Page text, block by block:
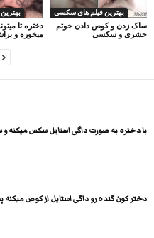
دختره تا
میخوره و
بهترین فیلم های سکسی
ساک زدن و کوص دادن خوتم
حشری و سکسی
با دختره به صورت داگی استایل سکس میکنه و
دختر کون گنده رو داگی استایل از کوص میکنه